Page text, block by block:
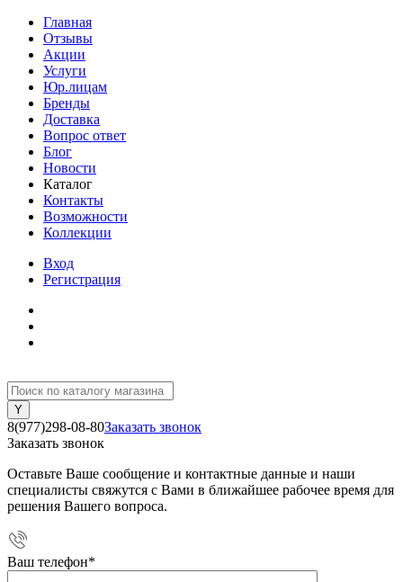
Главная
Отзывы
Акции
Услуги
Юр.лицам
Бренды
Доставка
Вопрос ответ
Блог
Новости
Каталог
Контакты
Возможности
Коллекции
Вход
Регистрация
8(977)298-08-80Заказать звонок
Заказать звонок
Оставьте Ваше сообщение и контактные данные и наши
специалисты свяжутся с Вами в ближайшее рабочее время для
решения Вашего вопроса.
Ваш телефон*